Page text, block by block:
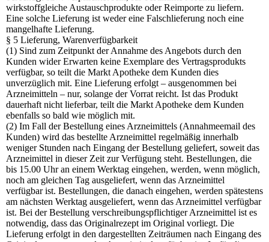
wirkstoffgleiche Austauschprodukte oder Reimporte zu liefern.
Eine solche Lieferung ist weder eine Falschlieferung noch eine
mangelhafte Lieferung.
§ 5 Lieferung, Warenverfügbarkeit
(1) Sind zum Zeitpunkt der Annahme des Angebots durch den
Kunden wider Erwarten keine Exemplare des Vertragsprodukts
verfügbar, so teilt die Markt Apotheke dem Kunden dies
unverzüglich mit. Eine Lieferung erfolgt – ausgenommen bei
Arzneimitteln – nur, solange der Vorrat reicht. Ist das Produkt
dauerhaft nicht lieferbar, teilt die Markt Apotheke dem Kunden
ebenfalls so bald wie möglich mit.
(2) Im Fall der Bestellung eines Arzneimittels (Annahmeemail des
Kunden) wird das bestellte Arzneimittel regelmäßig innerhalb
weniger Stunden nach Eingang der Bestellung geliefert, soweit das
Arzneimittel in dieser Zeit zur Verfügung steht. Bestellungen, die
bis 15.00 Uhr an einem Werktag eingehen, werden, wenn möglich,
noch am gleichen Tag ausgeliefert, wenn das Arzneimittel
verfügbar ist. Bestellungen, die danach eingehen, werden spätestens
am nächsten Werktag ausgeliefert, wenn das Arzneimittel verfügbar
ist. Bei der Bestellung verschreibungspflichtiger Arzneimittel ist es
notwendig, dass das Originalrezept im Original vorliegt. Die
Lieferung erfolgt in den dargestellten Zeiträumen nach Eingang des